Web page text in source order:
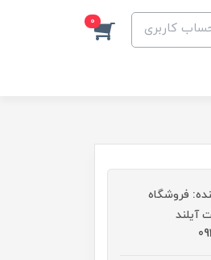
کاربری 0
فروشگاه
آیلند